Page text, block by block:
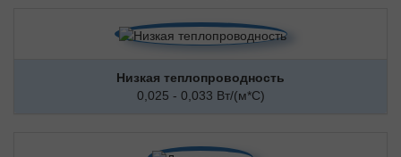
Низкая теплопроводность
0,025 - 0,033 Вт/(м*С)